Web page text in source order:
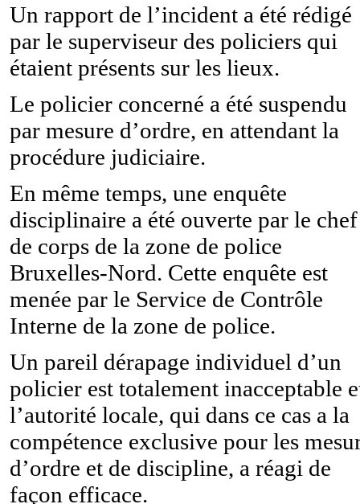
Un rapport de l’incident a été rédigé
par le superviseur des policiers qui
étaient présents sur les lieux.
Le policier concerné a été suspendu
par mesure d’ordre, en attendant la
procédure judiciaire.
En même temps, une enquête
disciplinaire a été ouverte par le chef
de corps de la zone de police
Bruxelles-Nord. Cette enquête est
menée par le Service de Contrôle
Interne de la zone de police.
Un pareil dérapage individuel d’un
policier est totalement inacceptable
l’autorité locale, qui dans ce cas a la
compétence exclusive pour les
d’ordre et de discipline, a réagi de
façon efficace.